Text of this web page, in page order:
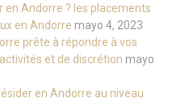
Andorre ? les placements
en Andorre mayo 4, 2023
prête à répondre à vos
et de discrétion mayo
en Andorre au niveau